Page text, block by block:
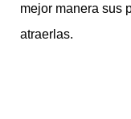
mejor manera sus
atraerlas.